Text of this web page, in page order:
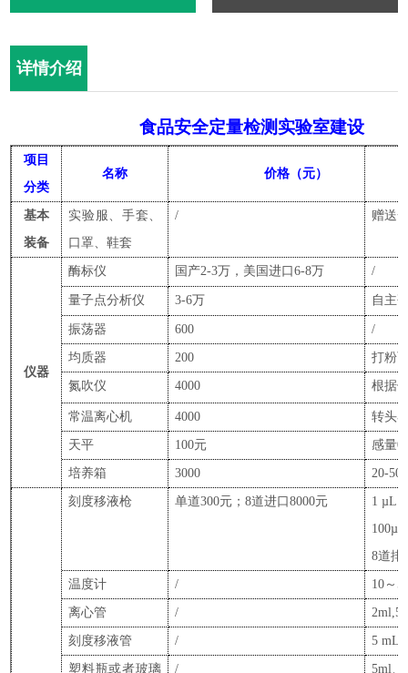
详情介绍
食品安全定量检测实验室建设
项目
分类
名称 价格（元）
基本
装备
实验服、 手套、
口罩、鞋套
/ 赠送
仪器
酶标仪 国产2-3万，美国进口6-8万 /
量子点分析仪 3-6万 自主
振荡器 600 /
均质器 200 打粉
氮吹仪 4000 根据
常温离心机 4000 转头
天平 100元 感量
培养箱 3000 20-
刻度移液枪 单道300元；8道进口8000元 1µL
100µL
8道排
温度计 / 10 ～
离心管 / 2ml,5
刻度移液管 / 5 mL
塑料瓶或者玻璃 / 5ml、